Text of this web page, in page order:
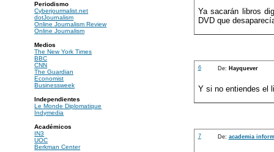
Periodismo
Cyberjourmalist.net
dotJournalism
Online Journalism Review
Online Journalism
Medios
The New York Times
BBC
CNN
The Guardian
Economist
Businessweek
Independientes
Le Monde Diplomatique
Indymedia
Académicos
IN3
UOC
Berkman Center
Ya sacarán libros
DVD que
6 De: Hayquever
Y si no entiendes el
7 De: academia